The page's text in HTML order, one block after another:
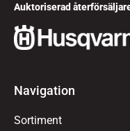
Auktoriserad
Navigation
Sortiment